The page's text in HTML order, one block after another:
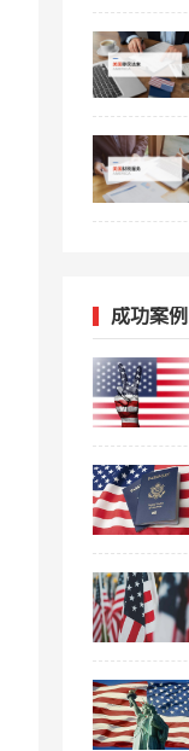
成功案例